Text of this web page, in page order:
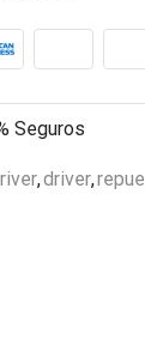
Seguros
,driver,